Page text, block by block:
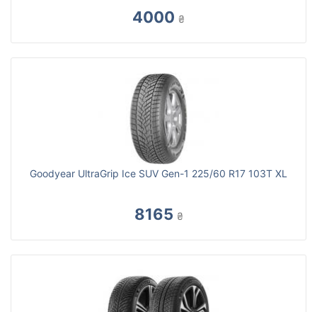
4000 ₴
Goodyear UltraGrip Ice SUV Gen-1 225/60 R17 103T XL
8165 ₴